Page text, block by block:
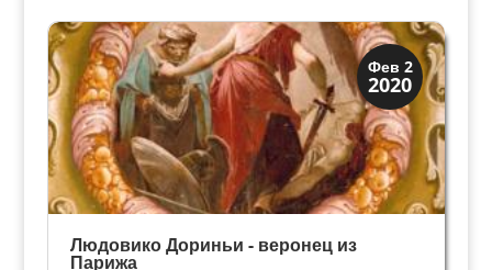
Фев 2
2020
Виллы и дворцы
Искусство
Людовико Дориньи - веронец из
Парижа